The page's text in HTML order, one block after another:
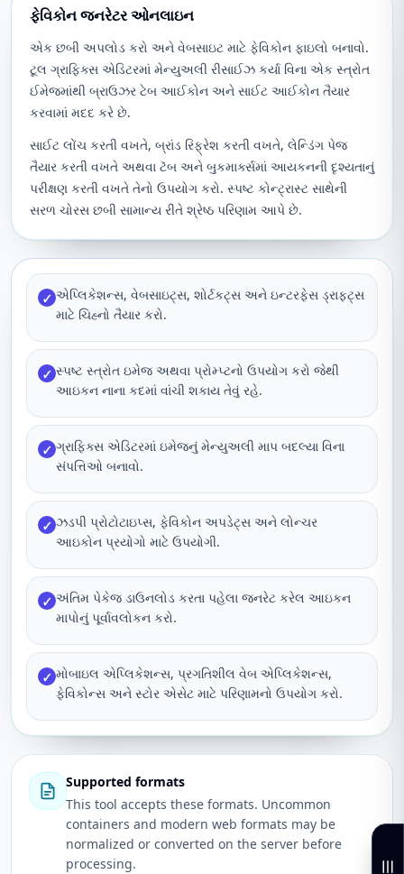
ફેવિકોન જનરેટર ઓનલાઇન
એક છબી અપલોડ કરો અને વેબસાઇટ માટે ફેવિકોન ફાઇલો બનાવો.
ટૂલ ગ્રાફિક્સ એડિટરમાં મેન્યુઅલી રીસાઈઝ કર્યા વિના એક સ્ત્રોત
ઈમેજમાંથી બ્રાઉઝર ટેબ આઈકોન અને સાઈટ આઈકોન તૈયાર
કરવામાં મદદ કરે છે.
સાઈટ લોંચ કરતી વખતે, બ્રાંડ રિફ્રેશ કરતી વખતે, લેન્ડિંગ પેજ
તૈયાર કરતી વખતે અથવા ટૅબ અને બુકમાર્ક્સમાં આયકનની દૃશ્યતાનું
પરીક્ષણ કરતી વખતે તેનો ઉપયોગ કરો. સ્પષ્ટ કોન્ટ્રાસ્ટ સાથેની
સરળ ચોરસ છબી સામાન્ય રીતે શ્રેષ્ઠ પરિણામ આપે છે.
✓ એપ્લિકેશન્સ, વેબસાઇટ્સ, શોર્ટકટ્સ અને ઇન્ટરફેસ ડ્રાફ્ટ્સ
માટે ચિહ્નો તૈયાર કરો.
✓ સ્પષ્ટ સ્ત્રોત ઇમેજ અથવા પ્રોમ્પ્ટનો ઉપયોગ કરો જેથી
આઇકન નાના કદમાં વાંચી શકાય તેવું રહે.
✓ ગ્રાફિક્સ એડિટરમાં ઇમેજનું મેન્યુઅલી માપ બદલ્યા વિના
સંપત્તિઓ બનાવો.
✓ ઝડપી પ્રોટોટાઇપ્સ, ફેવિકોન અપડેટ્સ અને લોન્ચર
આઇકોન પ્રયોગો માટે ઉપયોગી.
✓ અંતિમ પેકેજ ડાઉનલોડ કરતા પહેલા જનરેટ કરેલ આઇકન
માપોનું પૂર્વાવલોકન કરો.
✓ મોબાઇલ એપ્લિકેશન્સ, પ્રગતિશીલ વેબ એપ્લિકેશન્સ,
ફેવિકોન્સ અને સ્ટોર એસેટ માટે પરિણામનો ઉપયોગ કરો.
Supported formats
This tool accepts these formats. Uncommon
containers and modern web formats may be
normalized or converted on the server before
processing.